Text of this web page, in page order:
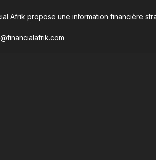
Afrik propose une information financière